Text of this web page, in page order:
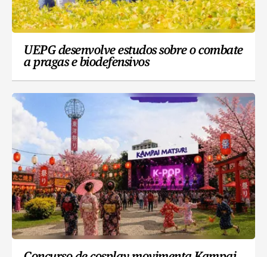
UEPG desenvolve estudos sobre o combate
a pragas e biodefensivos